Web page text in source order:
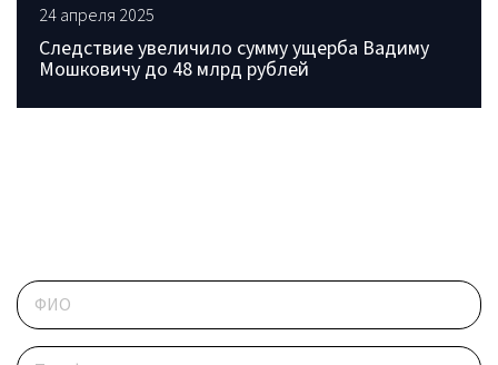
24 апреля 2025
Следствие увеличило сумму ущерба Вадиму
Мошковичу до 48 млрд рублей